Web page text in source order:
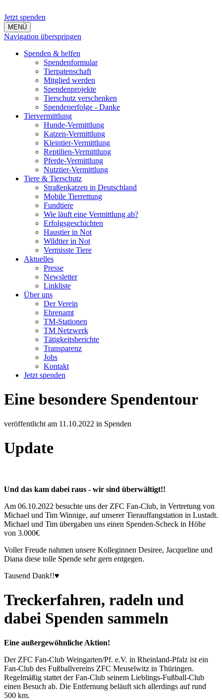
Jetzt spenden
MENÜ
Navigation überspringen
Spenden & helfen
Spendenformular
Tierpatenschaft
Mitglied werden
Spendenprojekte
Tierschutz verschenken
Spendenerfolge - Danke
Tiervermittlung
Hunde-Vermittlung
Katzen-Vermittlung
Kleintier-Vermittlung
Reptilien-Vermittlung
Pferde-Vermittlung
Nutztier-Vermittlung
Tiere & Tierschutz
Straßenkatzen in Deutschland
Mobile Tierrettung
Fundtiere
Wie läuft eine Vermittlung ab?
Erfolgsgeschichten
Haustier in Not
Wildtier in Not
Vermisste Tiere
Aktuelles
Presse
Newsletter
Linkliste
Über uns
Der Verein
Ehrenamt
TM-Stationen
TM Netzwerk
Tätigkeitsberichte
Transparenz
Jobs
Kontakt
Jetzt spenden
Eine besondere Spendentour
veröffentlicht am 11.10.2022 in Spenden
Update
Und das kam dabei raus - wir sind überwältigt!!
Am 06.10.2022 besuchte uns der ZFC Fan-Club, in Vertretung von
Michael und Tim Winnige, auf unserer Tierauffangstation in Lustadt.
Michael und Tim übergaben uns einen Spenden-Scheck in Höhe
von 3.000€
Voller Freude nahmen unsere Kolleginnen Desiree, Jacqueline und
Diana diese tolle Spende sehr gern entgegen.
Tausend Dank!!♥
Treckerfahren, radeln und
dabei Spenden sammeln
Eine außergewöhnliche Aktion!
Der ZFC Fan-Club Weingarten/Pf. e.V. in Rheinland-Pfalz ist ein
Fan-Club des Fußballvereins ZFC Meuselwitz in Thüringen.
Regelmäßig stattet der Fan-Club seinem Lieblings-Fußball-Club
einen Besuch ab. Die Entfernung beläuft sich allerdings auf rund
500 km.